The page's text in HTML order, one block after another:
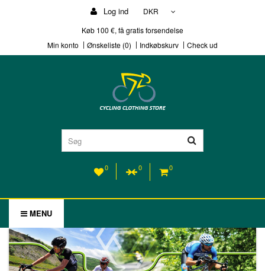
Log ind
DKR
Køb 100 €, få gratis forsendelse
Min konto
Ønskeliste (0) Indkøbskurv Check ud
0 0 0
MENU